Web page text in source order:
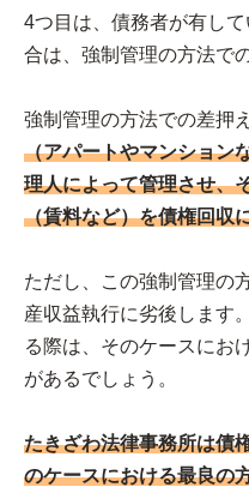
4つ目は、債務者が有し
合は、強制管理の方法で
強制管理の方法での差押
（アパートやマンション
理人によって管理させ、
（賃料など）を債権回収
ただし、この強制管理の
産収益執行に劣後します
る際は、そのケースにお
があるでしょう。
たきざわ法律事務所は債
のケースにおける最良の